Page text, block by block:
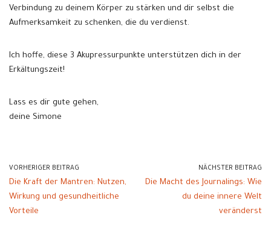
Verbindung zu deinem Körper zu stärken und dir selbst die
Aufmerksamkeit zu schenken, die du verdienst.
Ich hoffe, diese 3 Akupressurpunkte unterstützen dich in der
Erkältungszeit!
Lass es dir gute gehen,
deine Simone
VORHERIGER BEITRAG
Die Kraft der Mantren: Nutzen,
Wirkung und gesundheitliche
Vorteile
NÄCHSTER BEITRAG
Die Macht des Journalings: Wie
du deine innere Welt
veränderst